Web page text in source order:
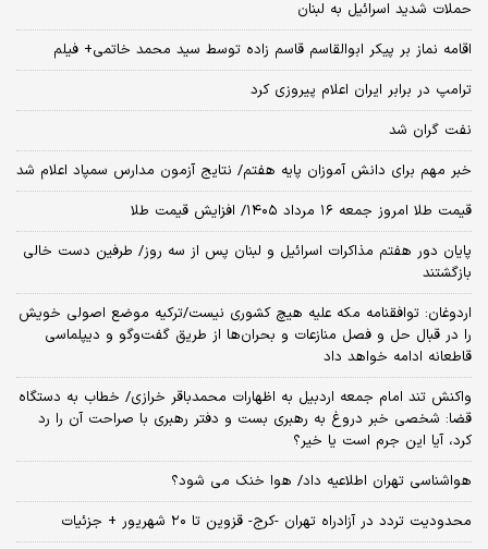
حملات شدید اسرائیل به لبنان
اقامه نماز بر پیکر ابوالقاسم قاسم زاده توسط سید محمد خاتمی+ فیلم
ترامپ در برابر ایران اعلام پیروزی کرد
نفت گران شد
خبر مهم برای دانش آموزان پایه هفتم/ نتایج آزمون مدارس سمپاد اعلام شد
قیمت طلا امروز جمعه ۱۶ مرداد ۱۴۰۵/ افزایش قیمت طلا
پایان دور هفتم مذاکرات اسرائیل و لبنان پس از سه روز/ طرفین دست خالی
بازگشتند
اردوغان: توافقنامه مکه علیه هیچ کشوری نیست/ترکیه موضع اصولی خویش
را در قبال حل و فصل منازعات و بحران‌ها از طریق گفت‌وگو و دیپلماسی
قاطعانه ادامه خواهد داد
واکنش تند امام جمعه اردبیل به اظهارات محمدباقر خرازی/ خطاب به دستگاه
قضا: شخصی خبر دروغ به رهبری بست و دفتر رهبری با صراحت آن را رد
کرد، آیا این جرم است یا خیر؟
هواشناسی تهران اطلاعیه داد/ هوا خنک می شود؟
محدودیت تردد در آزادراه تهران -کرج- قزوین تا ۲۰ شهریور + جزئیات